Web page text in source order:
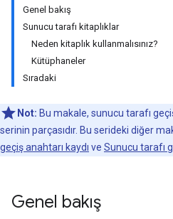
Genel bakış
Sunucu tarafı kitaplıklar
Neden kitaplık kullanmalısınız?
Kütüphaneler
Sıradaki
Not: Bu makale, sunucu tarafı
serinin parçasıdır. Bu serideki diğer
geçiş anahtarı kaydı ve Sunucu tarafı
Genel bakış